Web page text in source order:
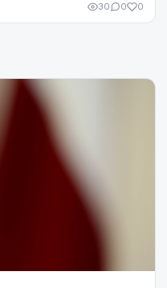
историю можно
30 0 0